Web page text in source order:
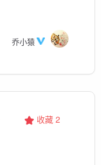
乔小猿
收藏 2